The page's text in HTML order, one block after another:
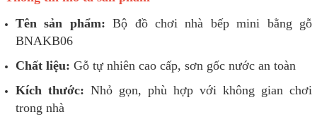
Tên sản phẩm: Bộ đồ chơi nhà bếp mini bằng gỗ
BNAKB06
Chất liệu: Gỗ tự nhiên cao cấp, sơn gốc nước an toàn
Kích thước: Nhỏ gọn, phù hợp với không gian chơi
trong nhà